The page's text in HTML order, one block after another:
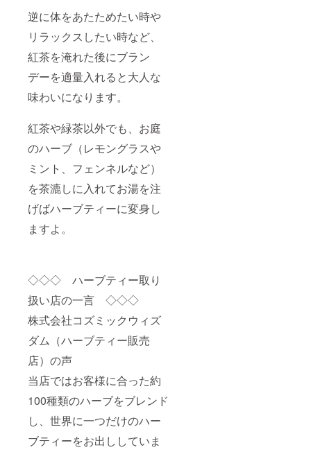
逆に体をあたためたい時や
リラックスしたい時など、
紅茶を淹れた後にブラン
デーを適量入れると大人な
味わいになります。
紅茶や緑茶以外でも、お庭
のハーブ（レモングラスや
ミント、フェンネルなど）
を茶漉しに入れてお湯を注
げばハーブティーに変身し
ますよ。
◇◇◇ ハーブティー取り
扱い店の一言 ◇◇◇
株式会社コズミックウィズ
ダム（ハーブティー販売
店）の声
当店ではお客様に合った約
100種類のハーブをブレンド
し、世界に一つだけのハー
ブティーをお出ししていま